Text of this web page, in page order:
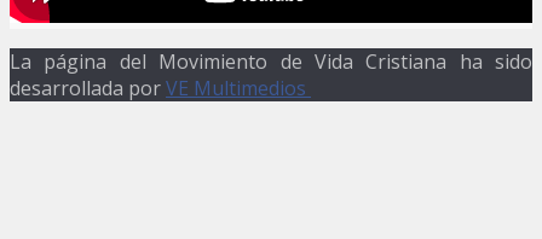
La página del Movimiento de Vida Cristiana ha sido
desarrollada porVE Multimedios